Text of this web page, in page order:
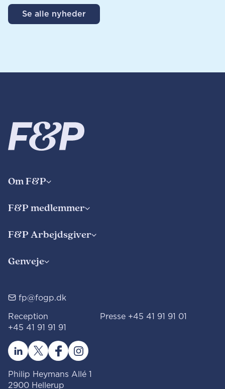
fremgår af ny analyse fra
F&P.
Se alle nyheder
fp@fogp.dk
Reception
+45 41 91 91 91
Presse +45 41 91 91 01
Philip Heymans Allé 1
2900 Hellerup
Om F&P
F&P medlemmer
F&P Arbejdsgiver
Genveje